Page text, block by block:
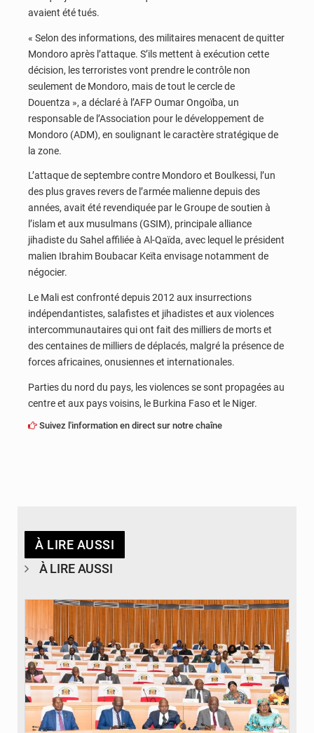
avaient été tués.
« Selon des informations, des militaires menacent de quitter
Mondoro après l’attaque. S’ils mettent à exécution cette
décision, les terroristes vont prendre le contrôle non
seulement de Mondoro, mais de tout le cercle de
Douentza », a déclaré à l’AFP Oumar Ongoïba, un
responsable de l’Association pour le développement de
Mondoro (ADM), en soulignant le caractère stratégique de
la zone.
L’attaque de septembre contre Mondoro et Boulkessi, l’un
des plus graves revers de l’armée malienne depuis des
années, avait été revendiquée par le Groupe de soutien à
l’islam et aux musulmans (GSIM), principale alliance
jihadiste du Sahel affiliée à Al-Qaïda, avec lequel le président
malien Ibrahim Boubacar Keïta envisage notamment de
négocier.
Le Mali est confronté depuis 2012 aux insurrections
indépendantistes, salafistes et jihadistes et aux violences
intercommunautaires qui ont fait des milliers de morts et
des centaines de milliers de déplacés, malgré la présence de
forces africaines, onusiennes et internationales.
Parties du nord du pays, les violences se sont propagées au
centre et aux pays voisins, le Burkina Faso et le Niger.
Suivez l'information en direct sur notre chaîne
À LIRE AUSSI
À LIRE AUSSI